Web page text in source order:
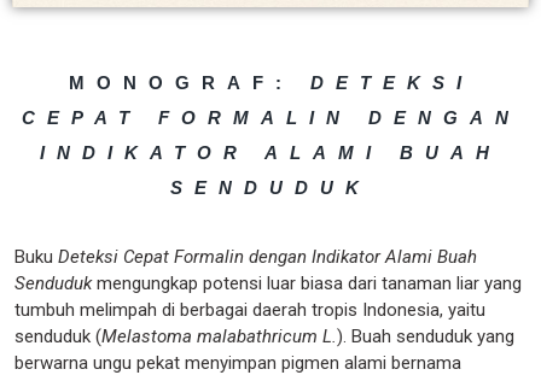
MONOGRAF: DETEKSI
CEPAT FORMALIN DENGAN
INDIKATOR ALAMI BUAH
SENDUDUK
Buku Deteksi Cepat Formalin dengan Indikator Alami Buah
Sendudukmengungkap potensi luar biasa dari tanaman liar yang
tumbuh melimpah di berbagai daerah tropis Indonesia, yaitu
senduduk (Melastoma malabathricum L.). Buah senduduk yang
berwarna ungu pekat menyimpan pigmen alami bernama